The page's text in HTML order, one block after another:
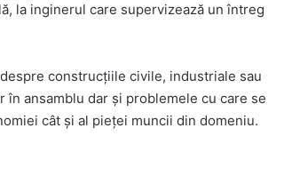
la inginerul care supervizează un întreg
construcțiile civile, industriale sau
ansamblu dar și problemele cu care se
cât și al pieței muncii din domeniu.